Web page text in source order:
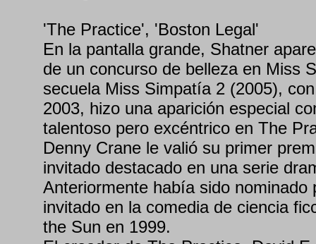
'The Practice', 'Boston Legal'
En la pantalla grande, Shatner
de un concurso de belleza en Miss
secuela Miss Simpatía 2 (2005),
2003, hizo una aparición especial
talentoso pero excéntrico en The
Denny Crane le valió su primer
invitado destacado en una serie
Anteriormente había sido nominado
invitado en la comedia de ciencia
the Sun en 1999.